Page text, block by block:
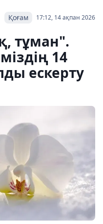
17:12, 14 ақпан 2026
Қоғам
тұман".
14
ескерту